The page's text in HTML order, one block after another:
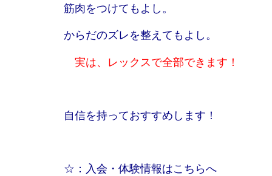
筋肉をつけてもよし。
からだのズレを整えてもよし。
実は、レックスで全部できます！
自信を持っておすすめします！
☆：入会・体験情報はこちらへ